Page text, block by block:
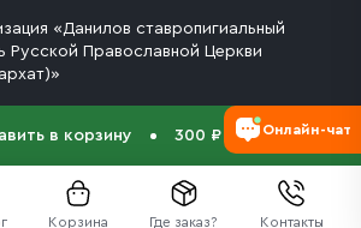
Корзина Где заказ? Контакты
в корзину 300 ₽
«Данилов ставропигиальный
Русской Православной Церкви
Онлайн-чат